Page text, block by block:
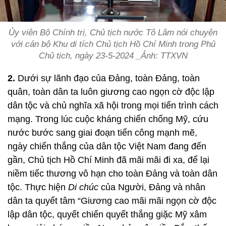
Ủy viên Bộ Chính trị, Chủ tịch nước Tô Lâm nói chuyện
với cán bộ Khu di tích Chủ tịch Hồ Chí Minh trong Phủ
Chủ tịch, ngày 23-5-2024 _Ảnh: TTXVN
2. Dưới sự lãnh đạo của Đảng, toàn Đảng, toàn
quân, toàn dân ta luôn giương cao ngọn cờ độc lập
dân tộc và chủ nghĩa xã hội trong mọi tiến trình cách
mạng. Trong lúc cuộc kháng chiến chống Mỹ, cứu
nước bước sang giai đoạn tiến công mạnh mẽ,
ngày chiến thắng của dân tộc Việt Nam đang đến
gần, Chủ tịch Hồ Chí Minh đã mãi mãi đi xa, để lại
niềm tiếc thương vô hạn cho toàn Đảng và toàn dân
tộc. Thực hiện Di chúc của Người, Đảng và nhân
dân ta quyết tâm “Giương cao mãi mãi ngọn cờ độc
lập dân tộc, quyết chiến quyết thắng giặc Mỹ xâm